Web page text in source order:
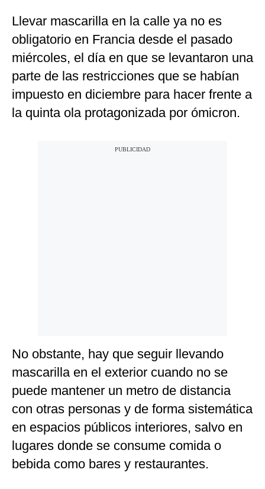
Llevar mascarilla en la calle ya no es
obligatorio en Francia desde el pasado
miércoles, el día en que se levantaron una
parte de las restricciones que se habían
impuesto en diciembre para hacer frente a
la quinta ola protagonizada por ómicron.
No obstante, hay que seguir llevando
mascarilla en el exterior cuando no se
puede mantener un metro de distancia
con otras personas y de forma sistemática
en espacios públicos interiores, salvo en
lugares donde se consume comida o
bebida como bares y restaurantes.